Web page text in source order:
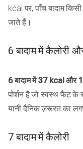
kcal पर, पाँच बादाम
जाते हैं।
6 बादाम में कैलोरी
6 बादाम में 37 kcal और
पोर्शन है जो स्वस्थ फैट के
यानी दैनिक ज़रूरत का
7 बादाम में कैलोरी